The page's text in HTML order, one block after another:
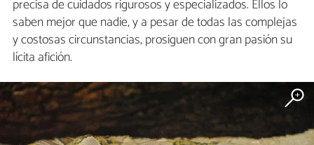
precisa de cuidados rigurosos y especializados. Ellos lo
saben mejor que nadie, y a pesar de todas las complejas
y costosas circunstancias, prosiguen con gran pasión su
lícita afición.